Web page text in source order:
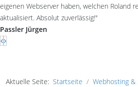
eigenen Webserver haben, welchen Roland
aktualisiert. Absolut zuverlässig!"
Passler Jürgen
Aktuelle Seite: Startseite Webhosting &